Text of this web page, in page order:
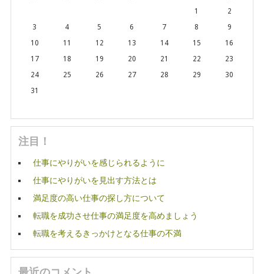
1
2
3
4 5 6 7 8
9
10
11 12 13 14 15
16
17
18 19 20 21 22
23
24
25 26 27 28 29
30
31
注目！
仕事にやりがいを感じられるように
仕事にやりがいを見出す方法とは
満足度の高い仕事の探し方について
転職を成功させ仕事の満足度を高めましょう
転職を考えるきっかけとなる仕事の不満